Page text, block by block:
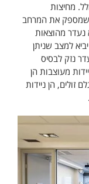
מחיצות
שמספק את המרחב
נעדר מהוצאות
למצב שניתן
נזק לבסיס
מעוצבות הן
זולים, הן ניידות